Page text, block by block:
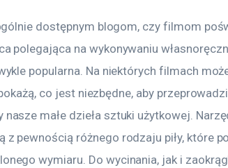
dostępnym blogom, czy filmom
polegająca na wykonywaniu
popularna. Na niektórych filmach
co jest niezbędne, aby
małe dzieła sztuki użytkowej.
z pewnością różnego rodzaju piły, które
wymiaru. Do wycinania, jak i